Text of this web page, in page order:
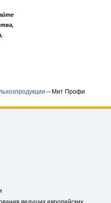
,
– Мит Профи